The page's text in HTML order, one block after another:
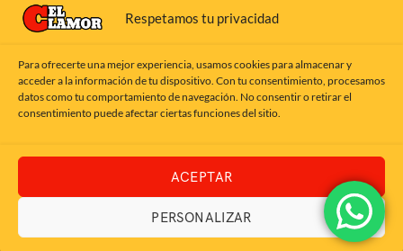
Respetamos tu privacidad
Para ofrecerte una mejor experiencia, usamos cookies para almacenar y
acceder a la información de tu dispositivo. Con tu consentimiento, procesamos
datos como tu comportamiento de navegación. No consentir o retirar el
consentimiento puede afectar ciertas funciones del sitio.
ACEPTAR
PERSONALIZAR
Aviso Legal
Política de Cookies
© 2026 Grupo El Clamor. Todos los derechos reservados.